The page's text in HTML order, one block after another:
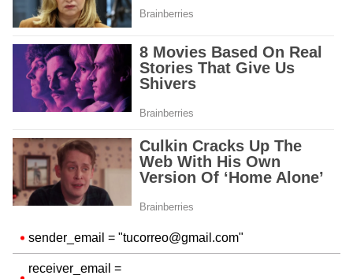
sender_email = "tucorreo@gmail.com"
receiver_email =